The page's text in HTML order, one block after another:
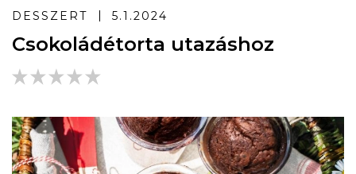
DESSZERT 5.1.2024
Csokoládétorta utazáshoz